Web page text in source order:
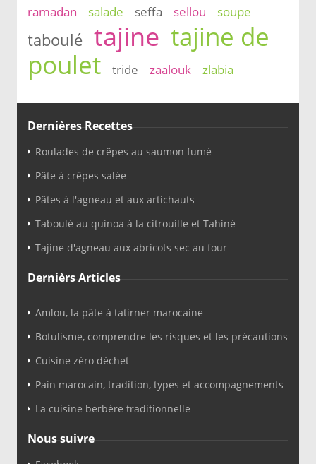
ramadan salade seffa sellou soupe
taboulé tajine tajine de
poulet
tride zaalouk zlabia
Dernières Recettes
Roulades de crêpes au saumon fumé
Pâte à crêpes salée
Pâtes à l'agneau et aux artichauts
Taboulé au quinoa à la citrouille et Tahiné
Tajine d'agneau aux abricots sec au four
Dernièrs Articles
Amlou, la pâte à tatirner marocaine
Botulisme, comprendre les risques et les précautions
Cuisine zéro déchet
Pain marocain, tradition, types et accompagnements
La cuisine berbère traditionnelle
Nous suivre